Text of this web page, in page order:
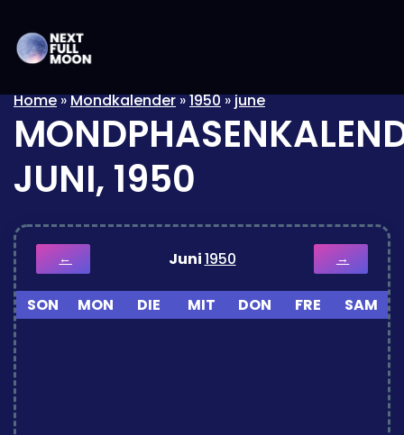
Home»Mondkalender»1950»june
JUNI, 1950
← Juni1950 →
SON MON DIE MIT DON FRE SAM